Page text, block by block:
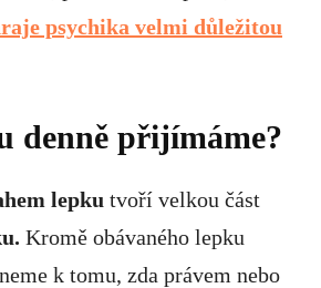
psychika velmi důležitou
denně přijímáme?
lepku tvoří velkou část
Kromě obávaného lepku
k tomu, zda právem nebo